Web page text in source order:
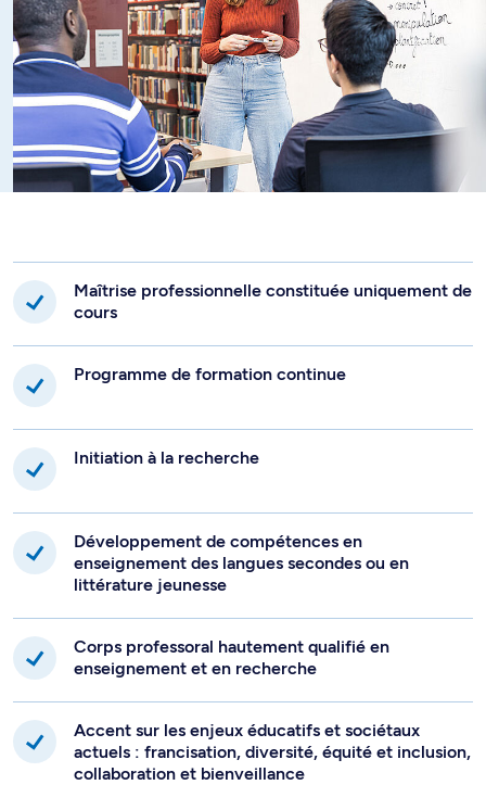
professionnel autour des thématiques actuelles en
enseignement des langues :
Les enjeux et les défis de l'enseignement des langues
L’apprentissage et l'enseignement de la langue par
l'oral, la lecture et l'écriture et la littérature
Les processus d'acquisition des langues secondes et
les approches d'enseignement
L'évaluation de la progression des apprentissages
Maîtrise professionnelle constituée uniquement de
cours
Programme de formation continue
Initiation à la recherche
Développement de compétences en
enseignement des langues secondes ou en
littérature jeunesse
Corps professoral hautement qualifié en
enseignement et en recherche
Accent sur les enjeux éducatifs et sociétaux
actuels : francisation, diversité, équité et inclusion,
collaboration et bienveillance